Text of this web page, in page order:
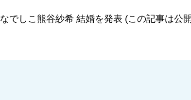
なでしこ熊谷紗希 結婚を発表 (この記事は公